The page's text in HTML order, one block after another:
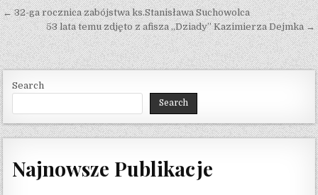
Post navigation
← 32-ga rocznica zabójstwa ks.Stanisława Suchowolca
53 lata temu zdjęto z afisza „Dziady” Kazimierza Dejmka →
Search
Search
Najnowsze Publikacje